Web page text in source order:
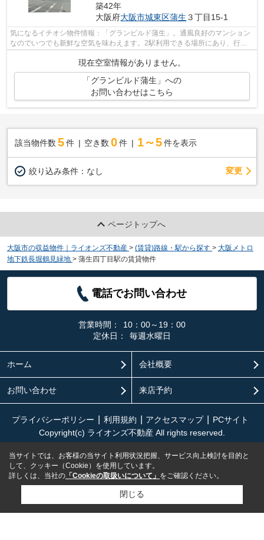
築42年
大阪府大阪市城東区蒲生 ３丁目15-1
気になるイチオシ物件情報：「グランビルド蒲生」。通風良好のマンション
なのでいつでも新鮮な空気を味わえます。2駅利用できる場所にあり、行き
先に応じて乗車駅の使い分けができます...
現在空室情報がありません。
「グランビルド蒲生」への
お問い合わせはこちら
該当物件数 5件 空き数 0 件 1～5 件を表示
絞り込み条件： なし 変更
ページトップへ
大阪市の収益物件｜ライオンズ不動産 > (賃貸)路線・駅から探す > 大阪メトロ
地下鉄長堀鶴見緑地 > 蒲生四丁目駅の賃貸物件
電話でお問い合わせ
営業時間：
10：00～19：00
定休日：
毎週水曜日
ホーム 会社概要
お問い合わせ 来店予約
プライバシーポリシー 利用規約 アクセスマップ
PCサイト
Copyright(c) ライオンズ不動産 All rights reserved.
当サイトでは、お客様の当サイト利用状況把握、サービス向上検討を目的と
して、クッキー（Cookie）を使用しています。
詳しくは、当社の 「Cookieの取扱いについて」 をご確認ください。
閉じる